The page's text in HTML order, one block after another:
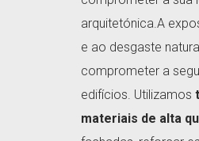
arquitetónica.A
e ao desgaste
comprometer a
edifícios. Utilizamos
materiais de alta